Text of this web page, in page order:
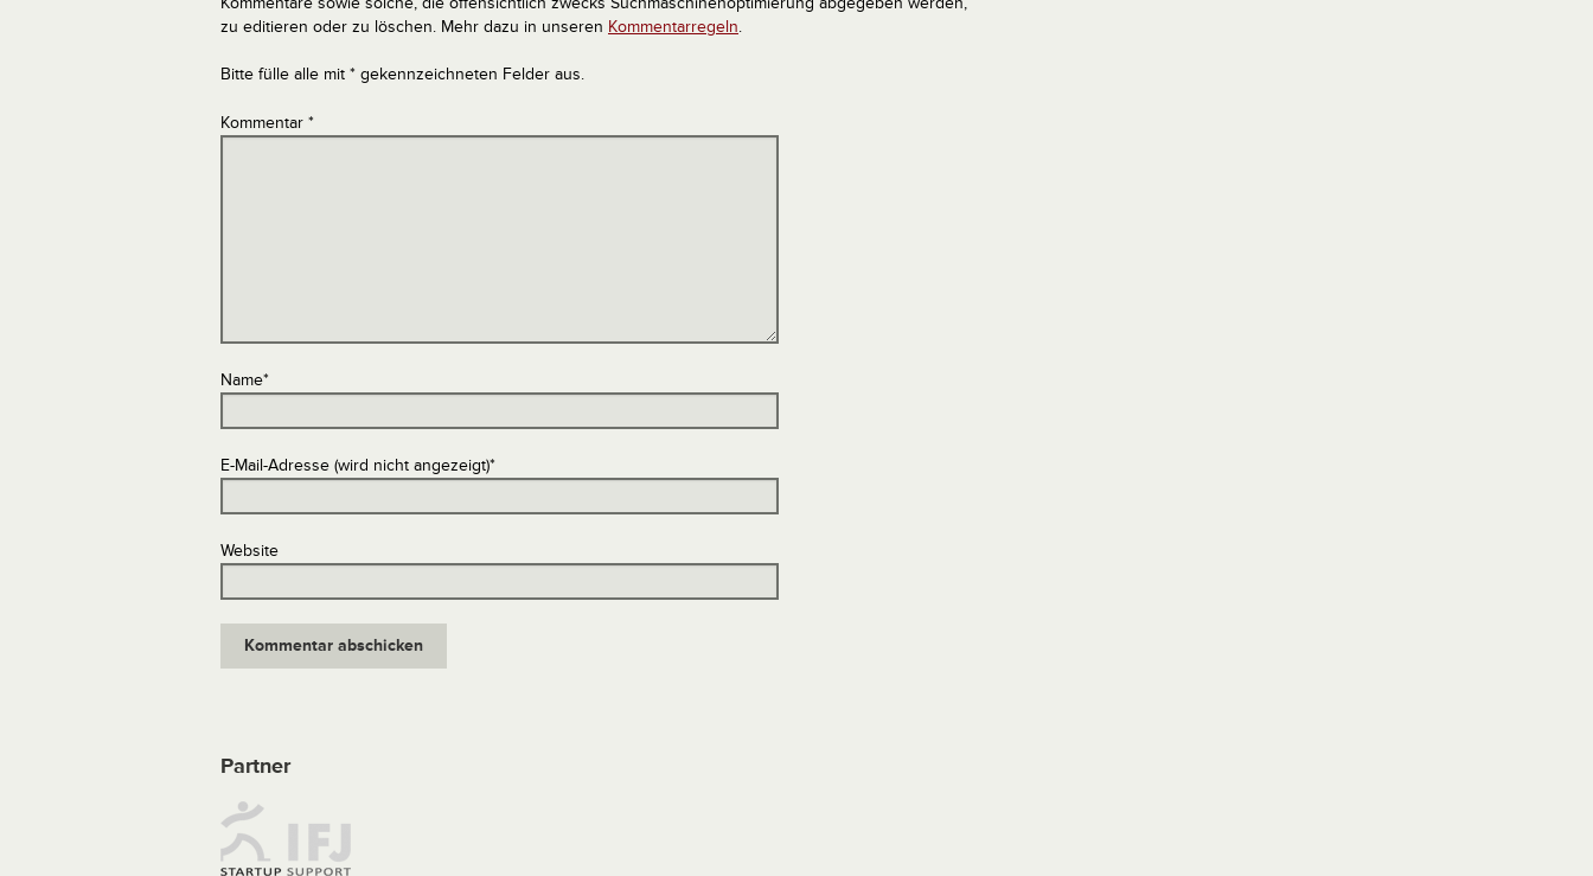
zu editieren oder zu löschen. Mehr dazu in unseren Kommentarregeln.
Bitte fülle alle mit * gekennzeichneten Felder aus.
Kommentar *
Name*
E-Mail-Adresse (wird nicht angezeigt)*
Website
Partner